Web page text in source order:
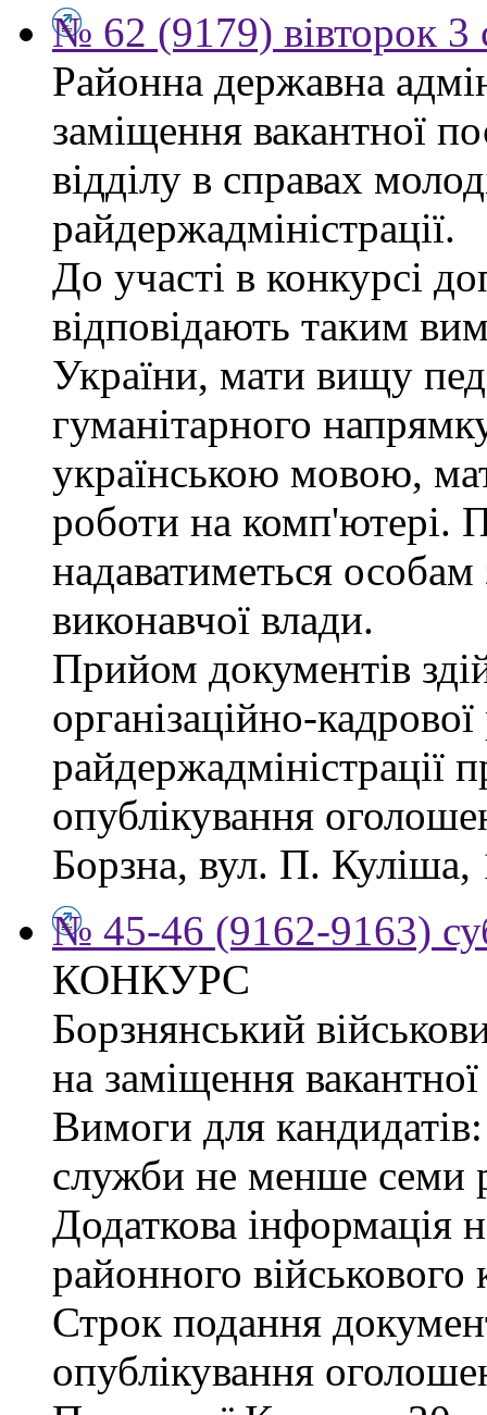
№ 62 (9179) вівторок 3
Районна державна
заміщення вакантної
відділу в справах
райдержадміністрації.
До участі в конкурсі
відповідають таким
України, мати вищу
гуманітарного
українською мовою,
роботи на комп'ютері.
надаватиметься
виконавчої влади.
Прийом документів
організаційно-
райдержадміністрації
опублікування
Борзна, вул. П.
№ 45-46 (9162-9163)
КОНКУРС
Борзнянський
на заміщення
Вимоги для
служби не менше семи
Додаткова інформація
районного військового
Строк подання
опублікування